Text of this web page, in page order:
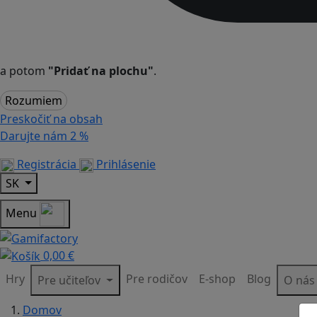
a potom "Pridať na plochu".
Rozumiem
Preskočiť na obsah
Darujte nám 2 %
Registrácia
Prihlásenie
SK
Menu
0,00 €
Hry
Pre učiteľov Pre rodičov E-shop Blog O nás
Domov